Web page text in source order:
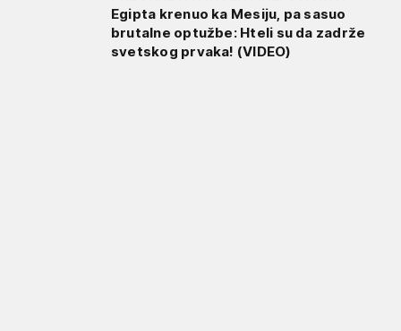
Egipta krenuo ka Mesiju, pa sasuo
brutalne optužbe: Hteli su da zadrže
svetskog prvaka! (VIDEO)